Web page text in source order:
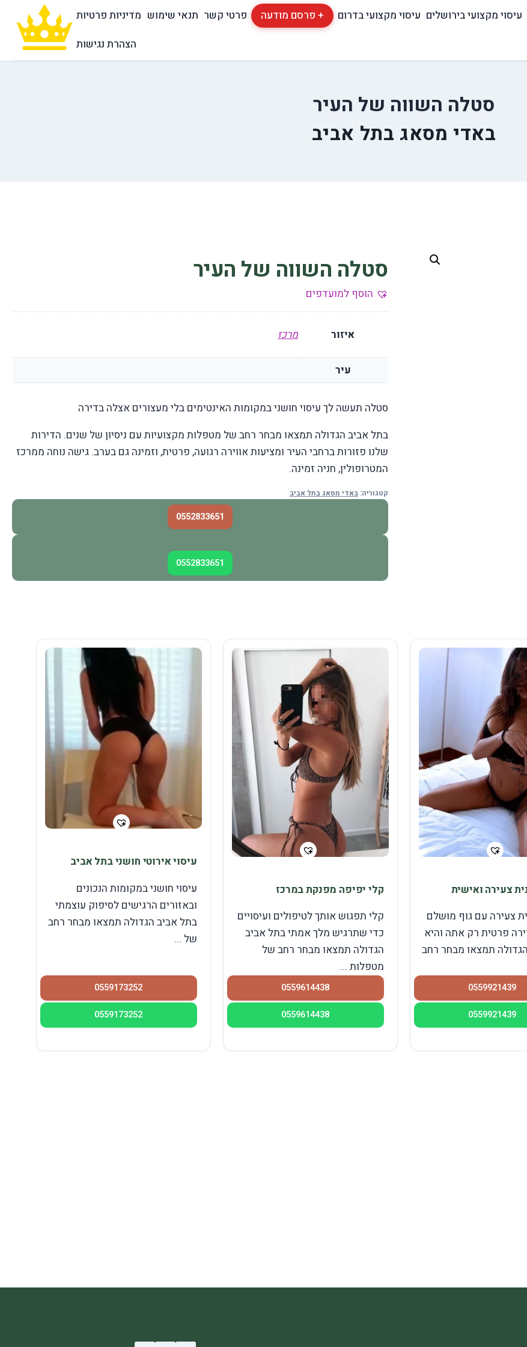
עיסוי מקצועי בירושלים עיסוי מקצועי בדרום + פרסם מודעה פרטי קשר תנאי שימוש מדיניות פרטיות
הצהרת נגישות
סטלה השווה של העיר
באדי מסאג בתל אביב
סטלה השווה של העיר
הוסף למועדפים
איזור מרכז
עיר
סטלה תעשה לך עיסוי חושני במקומות האינטימים בלי מעצורים אצלה בדירה
בתל אביב הגדולה תמצאו מבחר רחב של מטפלות מקצועיות עם ניסיון של שנים. הדירות
שלנו פזורות ברחבי העיר ומציעות אווירה רגועה, פרטית, וזמינה גם בערב. גישה נוחה ממרכז
המטרופולין, חניה זמינה.
קטגוריה:באדי מסאג בתל אביב
0552833651
0552833651
צעירה ואישית
צעירה עם גוף מושלם
פרטית רק אתה והיא
תמצאו מבחר רחב
0559921439
0559921439
קלי יפיפה מפנקת במרכז
קלי תפגוש אותך לטיפולים ועיסויים
כדי שתרגיש מלך אמתי בתל אביב
הגדולה תמצאו מבחר רחב של
מטפלות ...
0559614438
0559614438
עיסוי אירוטי חושני בתל אביב
עיסוי חושני במקומות הנכונים
ובאזורים הרגישים לסיפוק עוצמתי
בתל אביב הגדולה תמצאו מבחר רחב
של ...
0559173252
0559173252